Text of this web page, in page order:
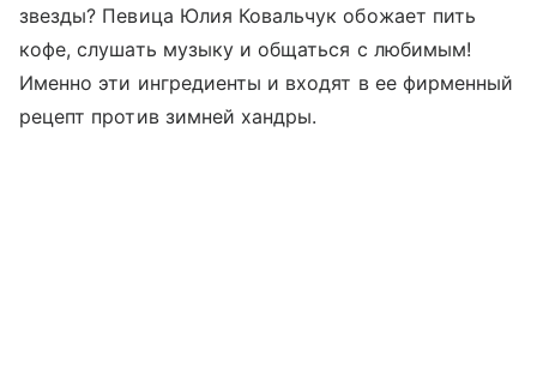
звезды? Певица Юлия Ковальчук обожает пить
кофе, слушать музыку и общаться с любимым!
Именно эти ингредиенты и входят в ее фирменный
рецепт против зимней хандры.